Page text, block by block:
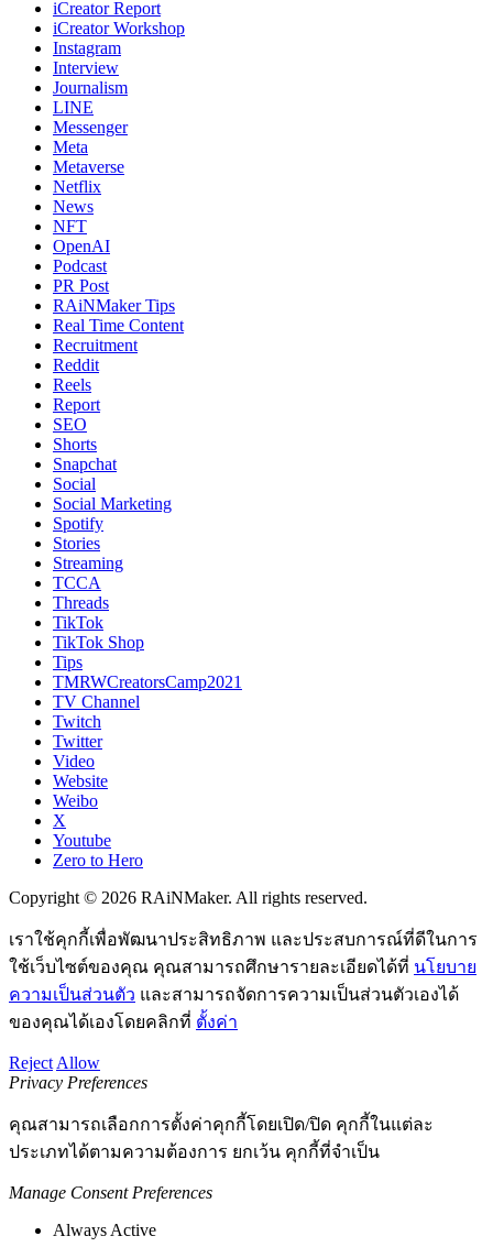
iCreator Report
iCreator Workshop
Instagram
Interview
Journalism
LINE
Messenger
Meta
Metaverse
Netflix
News
NFT
OpenAI
Podcast
PR Post
RAiNMaker Tips
Real Time Content
Recruitment
Reddit
Reels
Report
SEO
Shorts
Snapchat
Social
Social Marketing
Spotify
Stories
Streaming
TCCA
Threads
TikTok
TikTok Shop
Tips
TMRWCreatorsCamp2021
TV Channel
Twitch
Twitter
Video
Website
Weibo
X
Youtube
Zero to Hero
Copyright © 2026 RAiNMaker. All rights reserved.
เราใช้คุกกี้เพื่อพัฒนาประสิทธิภาพ และประสบการณ์ที่ดีในการ
ใช้เว็บไซต์ของคุณ คุณสามารถศึกษารายละเอียดได้ที่ นโยบาย
ความเป็นส่วนตัว และสามารถจัดการความเป็นส่วนตัวเองได้
ของคุณได้เองโดยคลิกที่ ตั้งค่า
Reject Allow
Privacy Preferences
คุณสามารถเลือกการตั้งค่าคุกกี้โดยเปิด/ปิด คุกกี้ในแต่ละ
ประเภทได้ตามความต้องการ ยกเว้น คุกกี้ที่จำเป็น
Manage Consent Preferences
Always Active